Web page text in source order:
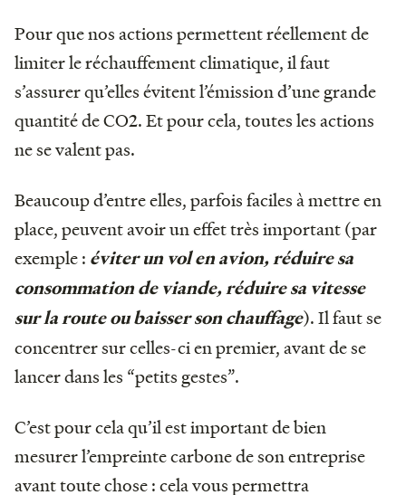
Pour que nos actions permettent réellement de
limiter le réchauffement climatique, il faut
s’assurer qu’elles évitent l’émission d’une grande
quantité de CO2. Et pour cela, toutes les actions
ne se valent pas.
Beaucoup d’entre elles, parfois faciles à mettre en
place, peuvent avoir un effet très important (par
exemple : éviter un vol en avion, réduire sa
consommation de viande, réduire sa vitesse
sur la route ou baisser son chauffage). Il faut se
concentrer sur celles-ci en premier, avant de se
lancer dans les “petits gestes”.
C’est pour cela qu’il est important de bien
mesurer l’empreinte carbone de son entreprise
avant toute chose : cela vous permettra